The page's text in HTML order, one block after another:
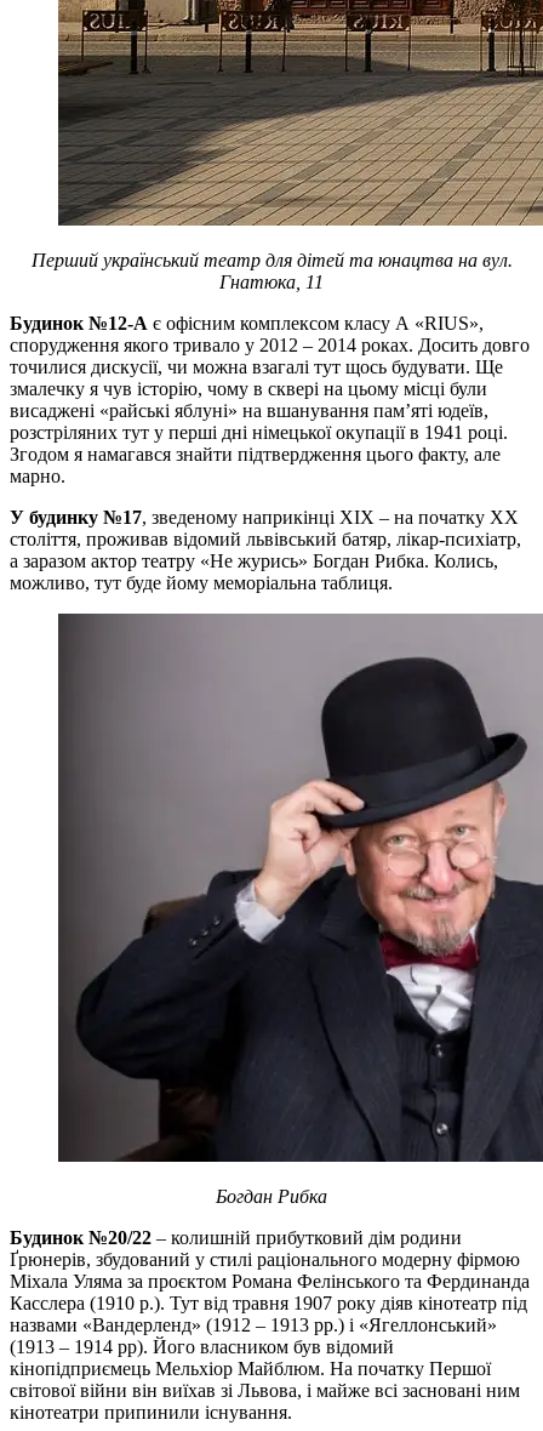
Перший український театр для дітей та юнацтва на вул.
Гнатюка, 11
Будинок №12-А є офісним комплексом класу А «RIUS»,
спорудження якого тривало у 2012 – 2014 роках. Досить довго
точилися дискусії, чи можна взагалі тут щось будувати. Ще
змалечку я чув історію, чому в сквері на цьому місці були
висаджені «райські яблуні» на вшанування пам’яті юдеїв,
розстріляних тут у перші дні німецької окупації в 1941 році.
Згодом я намагався знайти підтвердження цього факту, але
марно.
У будинку №17, зведеному наприкінці XIX – на початку ХХ
століття, проживав відомий львівський батяр, лікар-психіатр,
а заразом актор театру «Не журись» Богдан Рибка. Колись,
можливо, тут буде йому меморіальна таблиця.
Богдан Рибка
Будинок №20/22 – колишній прибутковий дім родини
Ґрюнерів, збудований у стилі раціонального модерну фірмою
Міхала Уляма за проєктом Романа Фелінського та Фердинанда
Касслера (1910 р.). Тут від травня 1907 року діяв кінотеатр під
назвами «Вандерленд» (1912 – 1913 рр.) і «Ягеллонський»
(1913 – 1914 рр). Його власником був відомий
кінопідприємець Мельхіор Майблюм. На початку Першої
світової війни він виїхав зі Львова, і майже всі засновані ним
кінотеатри припинили існування.